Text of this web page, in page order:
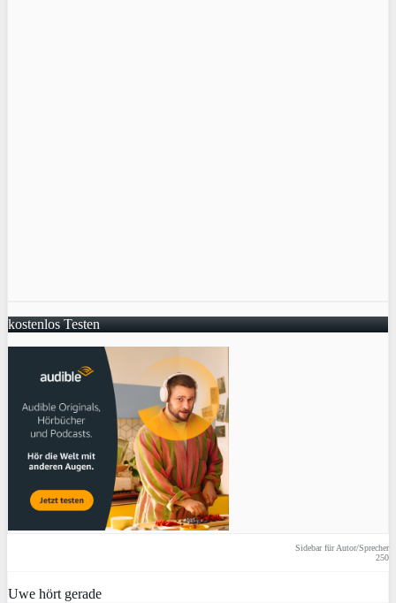
kostenlos Testen
Sidebar für Autor/Sprecher
250
Uwe hört gerade